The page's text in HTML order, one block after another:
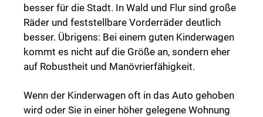
besser für die Stadt. In Wald und Flur sind große
Räder und feststellbare Vorderräder deutlich
besser. Übrigens: Bei einem guten Kinderwagen
kommt es nicht auf die Größe an, sondern eher
auf Robustheit und Manövrierfähigkeit.
Wenn der Kinderwagen oft in das Auto gehoben
wird oder Sie in einer höher gelegene Wohnung